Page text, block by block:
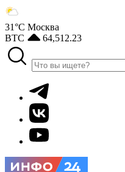
31°С Москва
BTC
64,512.23